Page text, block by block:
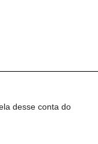
desse conta do